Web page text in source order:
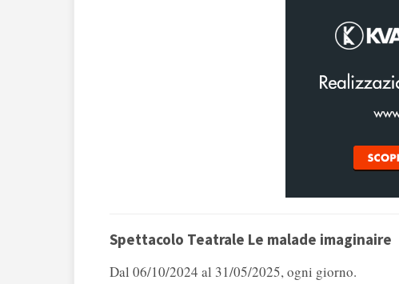
Spettacolo Teatrale Le malade imaginaire
Dal 06/10/2024 al 31/05/2025, ogni giorno.